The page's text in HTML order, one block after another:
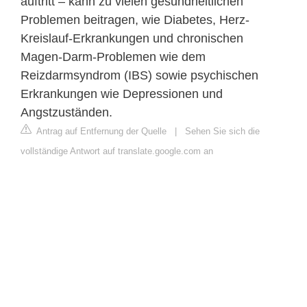
Problemen beitragen, wie Diabetes, Herz-
Kreislauf-Erkrankungen und chronischen
Magen-Darm-Problemen wie dem
Reizdarmsyndrom (IBS) sowie psychischen
Erkrankungen wie Depressionen und
Angstzuständen.
Antrag auf Entfernung der Quelle | Sehen Sie sich die
vollständige Antwort auf translate.google.com an